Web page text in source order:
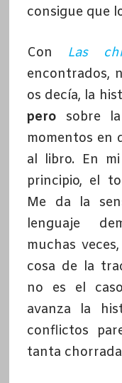
consigue que
Con Las
encontrados,
os decía, la
pero sobre
momentos en
al libro. En
principio, el
Me da la
lenguaje
muchas
cosa de la
no es el
avanza la
conflictos
tanta